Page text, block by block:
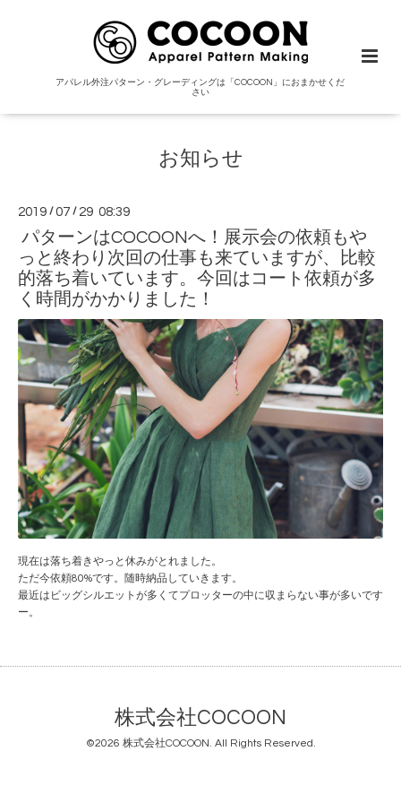
アパレル外注パターン・グレーディングは「COCOON」におまかせくだ
さい
お知らせ
2019 /07 / 29 08:39
パターンはCOCOONへ！展示会の依頼もや
っと終わり次回の仕事も来ていますが、比較
的落ち着いています。今回はコート依頼が多
く時間がかかりました！
現在は落ち着きやっと休みがとれました。
ただ今依頼80%です。随時納品していきます。
最近はビッグシルエットが多くてプロッターの中に収まらない事が多いです
ー。
株式会社COCOON
©2026 株式会社COCOON. All Rights Reserved.